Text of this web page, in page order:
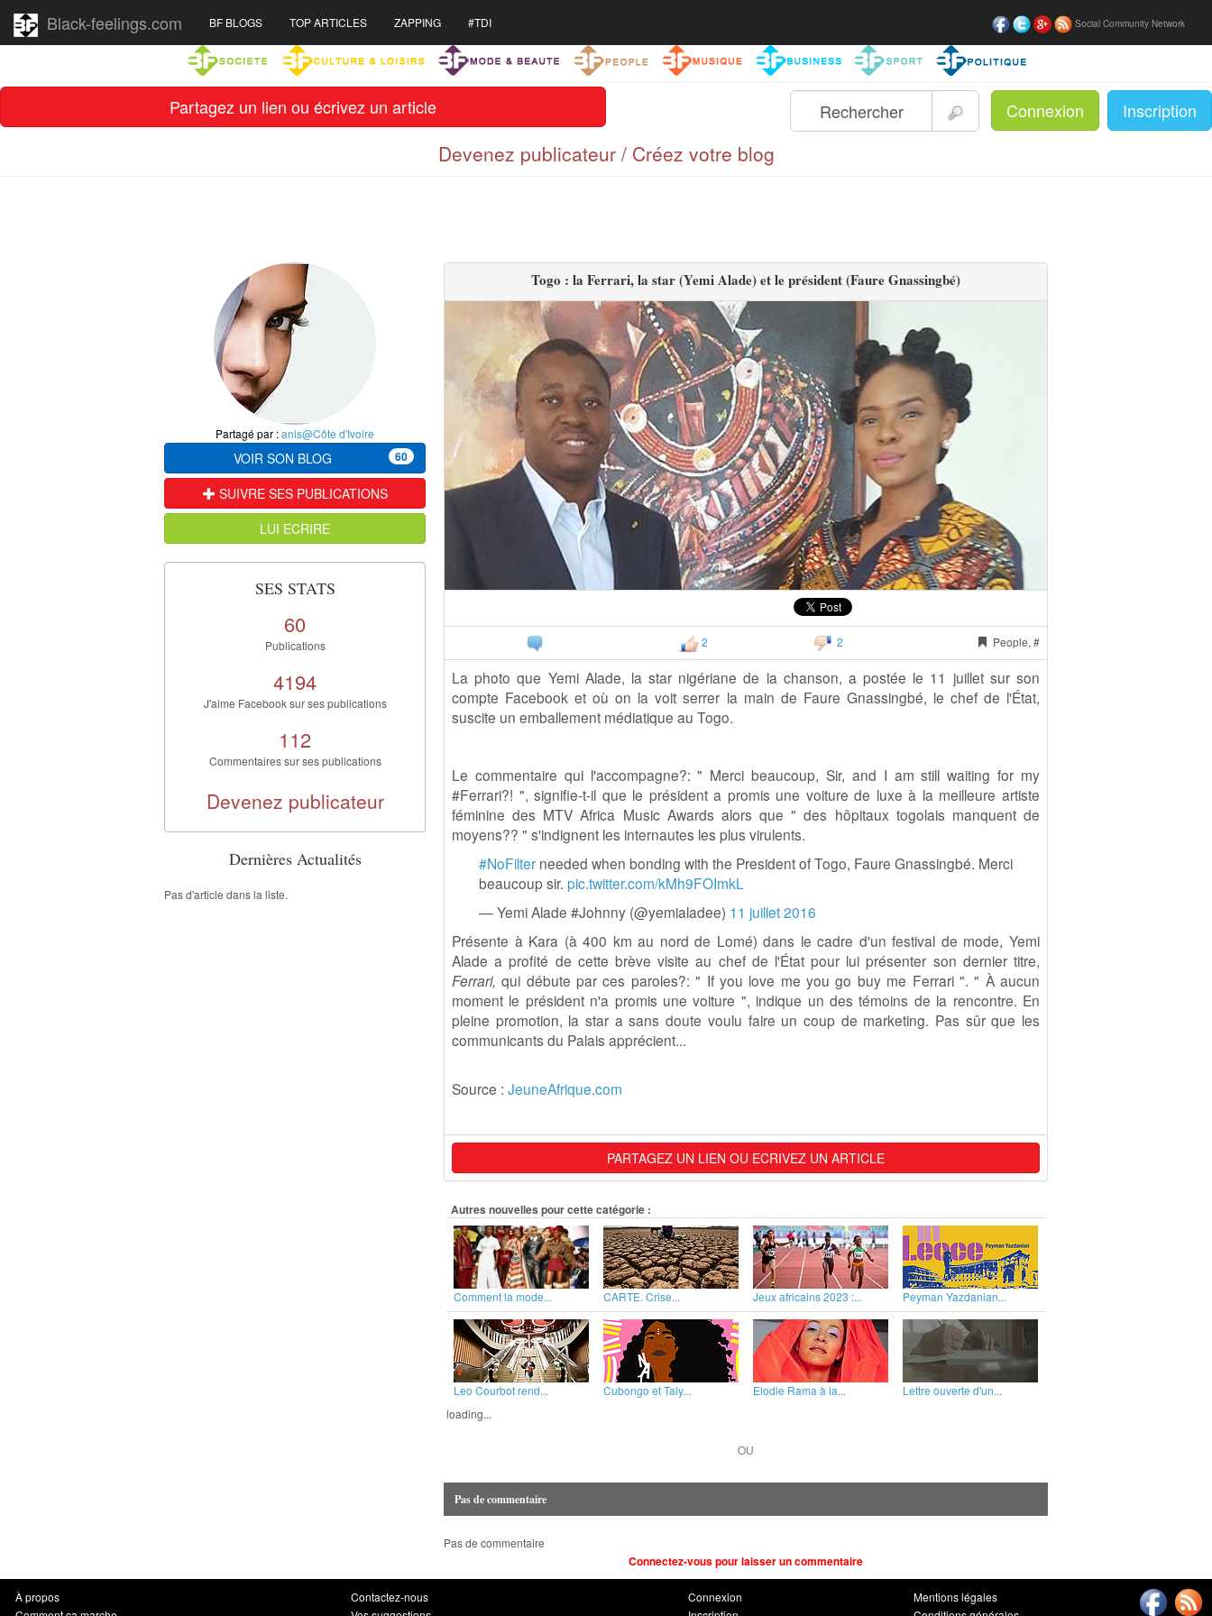
Partagez un lien ou écrivez un article Connexion Inscription
Black-feelings.com Social Community Network
BF BLOGS TOP ARTICLES ZAPPING #TDI
Devenez publicateur / Créez votre blog
Togo : la Ferrari, la star (Yemi Alade) et le président (Faure Gnassingbé)
2 2 People, #
La photo que Yemi Alade, la star nigériane de la chanson, a postée le 11 juillet sur son
compte Facebook et où on la voit serrer la main de Faure Gnassingbé, le chef de l'État,
suscite un emballement médiatique au Togo.
Le commentaire qui l'accompagne?: " Merci beaucoup, Sir, and I am still waiting for my
#Ferrari?! ", signifie-t-il que le président a promis une voiture de luxe à la meilleure artiste
féminine des MTV Africa Music Awards alors que " des hôpitaux togolais manquent de
moyens?? " s'indignent les internautes les plus virulents.
#NoFilter needed when bonding with the President of Togo, Faure Gnassingbé. Merci
beaucoup sir. pic.twitter.com/kMh9FOImkL
— Yemi Alade #Johnny (@yemialadee) 11 juillet 2016
Présente à Kara (à 400 km au nord de Lomé) dans le cadre d'un festival de mode, Yemi
Alade a profité de cette brève visite au chef de l'État pour lui présenter son dernier titre,
Ferrari,qui débute par ces paroles?: " If you love me you go buy me Ferrari ". " À aucun
moment le président n'a promis une voiture ", indique un des témoins de la rencontre. En
pleine promotion, la star a sans doute voulu faire un coup de marketing. Pas sûr que les
communicants du Palais apprécient...
Source : JeuneAfrique.com
PARTAGEZ UN LIEN OU ECRIVEZ UN ARTICLE
Autres nouvelles pour cette catégorie :
Comment la mode... CARTE. Crise... Jeux africains 2023 :... Peyman Yazdanian...
Leo Courbot rend... Cubongo et Taly... Elodie Rama à la...
Lettre ouverte d'un...
loading...
OU
Pas de commentaire
Pas de commentaire
Connectez-vous pour laisser un commentaire
Partagé par :anis@Côte d'Ivoire
VOIR SON BLOG 60
SUIVRE SES PUBLICATIONS
LUI ECRIRE
SES STATS
60
Publications
4194
J'aime Facebook sur ses publications
112
Commentaires sur ses publications
Devenez publicateur
Dernières Actualités
Pas d'article dans la liste.
À propos
Contactez-nous
Connexion
Mentions légales